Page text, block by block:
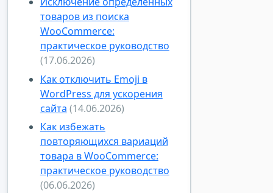
товаров из поиска
WooCommerce:
практическое руководство
(17.06.2026)
Как отключить Emoji в
WordPress для ускорения
сайта (14.06.2026)
Как избежать
повторяющихся вариаций
товара в WooCommerce:
практическое руководство
(06.06.2026)